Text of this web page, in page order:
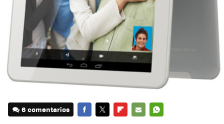
6 comentarios